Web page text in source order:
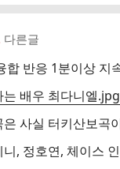
다른글
합 반응 1분이상 지
배우 최다니엘.jpg
, 정호연, 체이스